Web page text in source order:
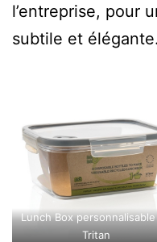
l’entreprise, pour
subtile et élégante.
Lunch Box
Tritan